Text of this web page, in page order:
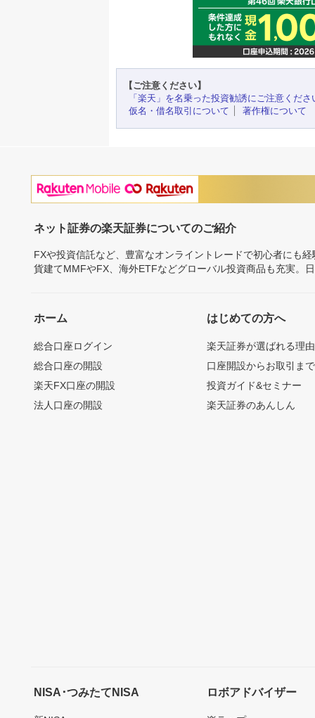
【ご注意ください】
「楽天」を名乗った投資勧誘にご注意くださ
仮名・借名取引について
著作権について
ネット証券の楽天証券についてのご紹介
FXや投資信託など、豊富なオンライントレードで初心者にも
貨建てMMFやFX、海外ETFなどグローバル投資商品も充実。
ホーム
総合口座ログイン
総合口座の開設
楽天FX口座の開設
法人口座の開設
はじめての方へ
楽天証券が選ばれる理由
口座開設からお取引ま
投資ガイド&セミナー
楽天証券のあんしん
NISA･つみたてNISA ロボアドバイザー